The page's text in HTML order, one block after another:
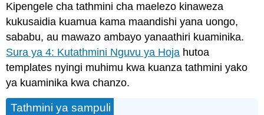
Kipengele cha tathmini cha maelezo kinaweza
kukusaidia kuamua kama maandishi yana uongo,
sababu, au mawazo ambayo yanaathiri kuaminika.
Sura ya 4: Kutathmini Nguvu ya Hoja hutoa
templates nyingi muhimu kwa kuanza tathmini yako
ya kuaminika kwa chanzo.
Tathmini ya sampuli